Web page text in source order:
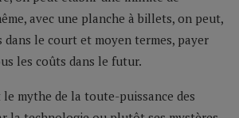
avec une planche à billets, on peut,
dans le court et moyen termes, payer
les coûts dans le futur.
le mythe de la toute-puissance des